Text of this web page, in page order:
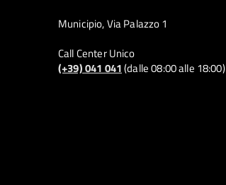
Municipio, Via Palazzo 1
Call Center Unico
(+39) 041 041(dalle 08:00 alle 18:00)